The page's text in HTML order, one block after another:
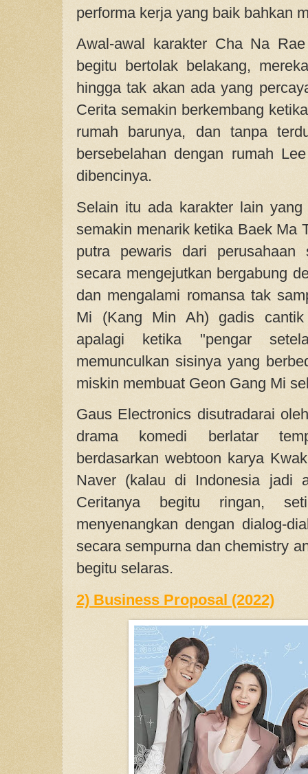
performa kerja yang baik bahkan
Awal-awal karakter Cha Na
begitu bertolak belakang,
hingga tak akan ada yang
Cerita semakin berkembang
rumah barunya, dan tanpa
bersebelahan dengan rumah
dibencinya.
Selain itu ada karakter lain
semakin menarik ketika Baek Ma
putra pewaris dari perusahaan
secara mengejutkan bergabung
dan mengalami romansa tak
Mi (Kang Min Ah) gadis
apalagi ketika "pengar
memunculkan sisinya yang
miskin membuat Geon Gang Mi
Gaus Electronics disutradarai
drama komedi berlatar
berdasarkan webtoon karya
Naver (kalau di Indonesia jadi
Ceritanya begitu ringan,
menyenangkan dengan dialog-
secara sempurna dan chemistry
begitu selaras.
2) Business Proposal (2022)